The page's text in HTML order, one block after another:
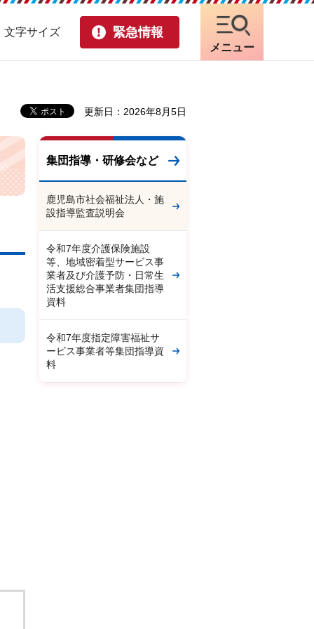
文字サイズ 緊急情報
メニュー
更新日：2026年8月5日
集団指導・研修会など
鹿児島市社会福祉法人・施
設指導監査説明会
令和7年度介護保険施設
等、地域密着型サービス事
業者及び介護予防・日常生
活支援総合事業者集団指導
資料
令和7年度指定障害福祉サ
ービス事業者等集団指導資
料